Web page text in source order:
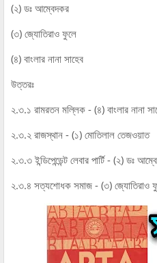
(২) ডঃ আম্বেদকর
(৩) জ্যোতিরাও ফুলে
(৪) বাংলার নানা সাহেব
উত্তরঃ
২.৩.১ রামরতন মল্লিক - (৪) বাংলার নানা
২.৩.২ রাজস্থান - (১) মোতিলাল তেজওয়াত
২.৩.৩ ইন্ডিপেন্ডেন্ট লেবার পার্টি - (২) ডঃ
২.৩.৪ সত্যশোধক সমাজ - (৩) জ্যোতিরাও